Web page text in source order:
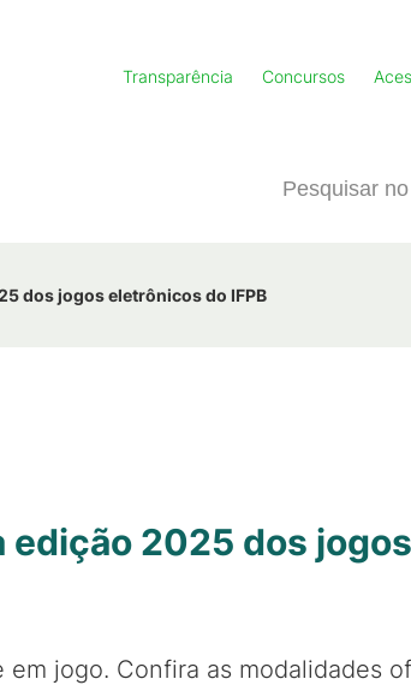
Transparência Concursos
dos jogos eletrônicos do IFPB
edição 2025 dos
jogo. Confira as modalidades